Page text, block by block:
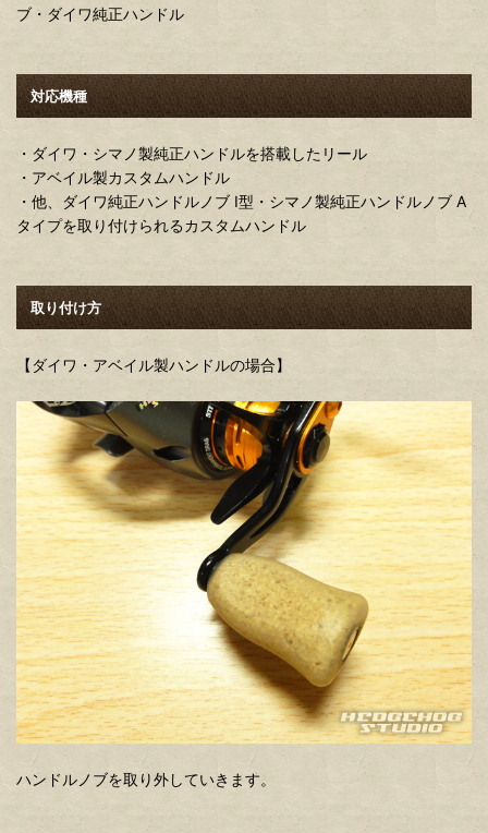
ブ・ダイワ純正ハンドル
対応機種
・ダイワ・シマノ製純正ハンドルを搭載したリール
・アベイル製カスタムハンドル
・他、ダイワ純正ハンドルノブ I型・シマノ製純正ハンドルノブ A
タイプを取り付けられるカスタムハンドル
取り付け方
【ダイワ・アベイル製ハンドルの場合】
ハンドルノブを取り外していきます。